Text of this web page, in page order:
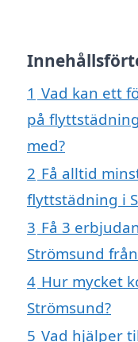
1 Vad kan ett
på
med?
2 Få alltid
flyttstädning i
3 Få 3
Strömsund
4 Hur mycket
Strömsund?
5 Vad hjälper